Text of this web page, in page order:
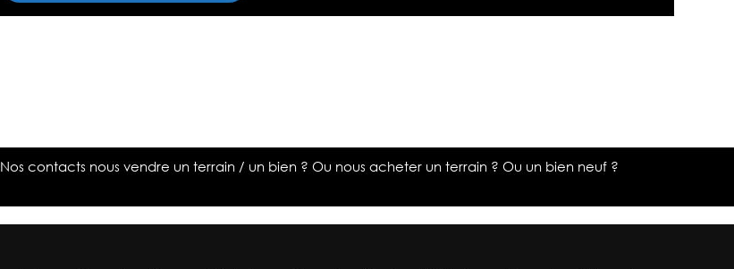
Nos contacts nous vendre un terrain / un bien ? Ou nous acheter un terrain ? Ou un bien neuf ?